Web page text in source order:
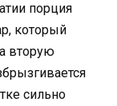
порция
который
вторую
сильно